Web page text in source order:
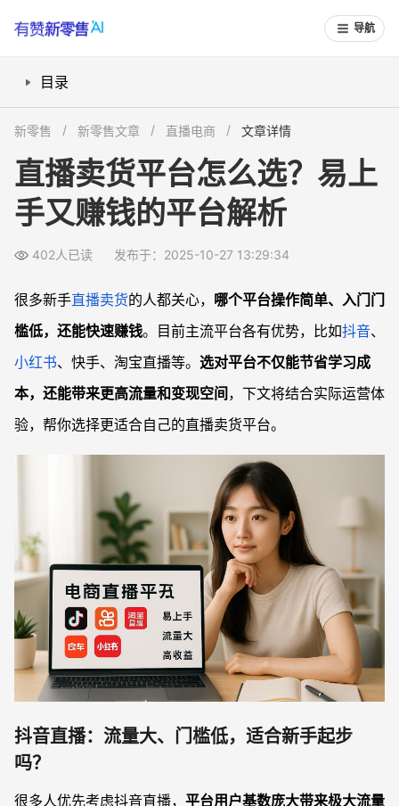
导航
目录
小红书直播：内容导向，女性用户市场操作透明
淘宝直播：成熟体系，货源丰富但竞争激烈
常见问题
新人直播卖货，怎么快速开通权限？
新零售 新零售文章 直播电商 文章详情
直播卖货平台怎么选？易上
手又赚钱的平台解析
402人已读 发布于：2025-10-27 13:29:34
很多新手直播卖货的人都关心， 哪个平台操作简单、入门门
槛低，还能快速赚钱。目前主流平台各有优势，比如抖音、
小红书、快手、淘宝直播等。 选对平台不仅能节省学习成
本，还能带来更高流量和变现空间 ，下文将结合实际运营体
验，帮你选择更适合自己的直播卖货平台。
抖音直播：流量大、门槛低，适合新手起步
吗？
很多人优先考虑抖音直播， 平台用户基数庞大带来极大流量